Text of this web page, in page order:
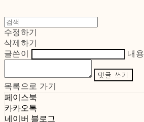
수정하기
삭제하기
글쓴이
내용
댓글 쓰기
목록으로 가기
페이스북
카카오톡
네이버 블로그